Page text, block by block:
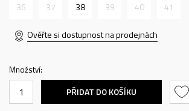
36 37 38 39 40 41
Ověřte si dostupnost na prodejnách
Množství:
PŘIDAT DO KOŠÍKU